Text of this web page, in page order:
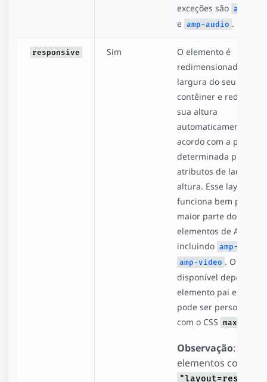
exceções são amp-
e amp-audio .
responsive Sim
O elemento é
redimensionado para
largura do seu
contêiner e
sua altura
automaticamente de
acordo com a
determinada pelos
atributos de largura e
altura. Esse layout
funciona bem para a
maior parte dos
elementos de AMP,
incluindo amp-img
amp-video . O espaço
disponível depende
elemento pai e
pode ser
com o CSS max-width
Observação: os
elementos com